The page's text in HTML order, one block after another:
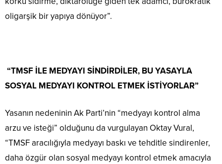
oligarşik bir yapıya dönüyor”.
“TMSF İLE MEDYAYI SİNDİRDİLER, BU YASAYLA
SOSYAL MEDYAYI KONTROL ETMEK İSTİYORLAR”
Yasanın nedeninin Ak Parti’nin “medyayı kontrol alma
arzu ve isteği” olduğunu da vurgulayan Oktay Vural,
“TMSF aracılığıyla medyayı baskı ve tehditle sindirenler,
daha özgür olan sosyal medyayı kontrol etmek amacıyla